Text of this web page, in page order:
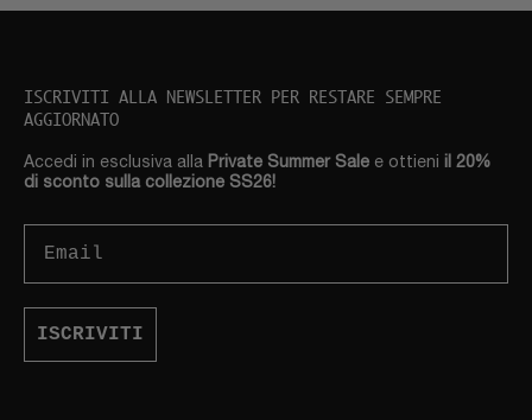
ISCRIVITI ALLA NEWSLETTER PER RESTARE SEMPRE
AGGIORNATO
Accedi in esclusiva alla Private Summer Sale e ottieni il 20%
di sconto sulla collezione SS26!
ISCRIVITI